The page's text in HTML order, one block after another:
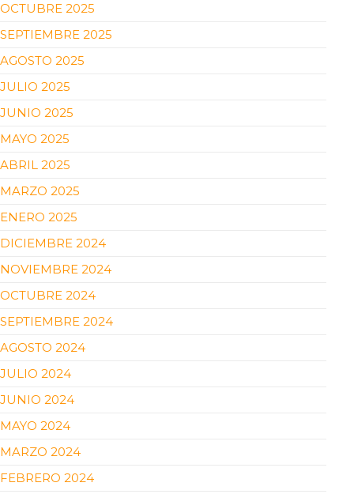
OCTUBRE 2025
SEPTIEMBRE 2025
AGOSTO 2025
JULIO 2025
JUNIO 2025
MAYO 2025
ABRIL 2025
MARZO 2025
ENERO 2025
DICIEMBRE 2024
NOVIEMBRE 2024
OCTUBRE 2024
SEPTIEMBRE 2024
AGOSTO 2024
JULIO 2024
JUNIO 2024
MAYO 2024
MARZO 2024
FEBRERO 2024